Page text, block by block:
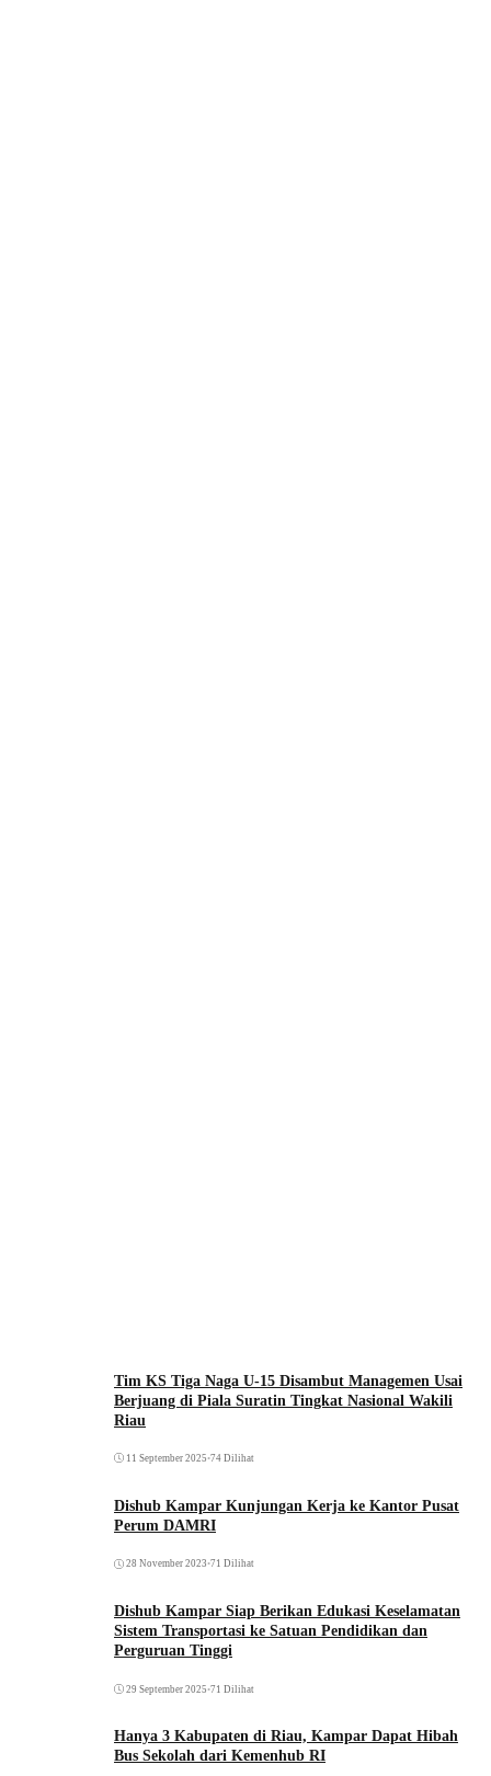
Tim KS Tiga Naga U-15 Disambut Managemen Usai
Berjuang di Piala Suratin Tingkat Nasional Wakili
Riau
11 September 2025 •74 Dilihat
Dishub Kampar Kunjungan Kerja ke Kantor Pusat
Perum DAMRI
28 November 2023 •71 Dilihat
Dishub Kampar Siap Berikan Edukasi Keselamatan
Sistem Transportasi ke Satuan Pendidikan dan
Perguruan Tinggi
29 September 2025 •71 Dilihat
Hanya 3 Kabupaten di Riau, Kampar Dapat Hibah
Bus Sekolah dari Kemenhub RI